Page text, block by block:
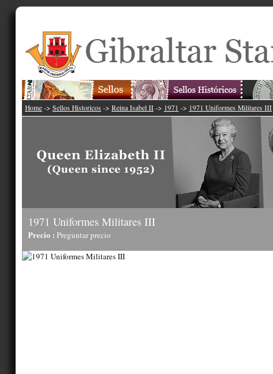
Home -> Sellos Historicos -> Reina Isabel II -> 1971 -> 1971 Uniformes Militares III
1971 Uniformes Militares III
Precio : Preguntar precio